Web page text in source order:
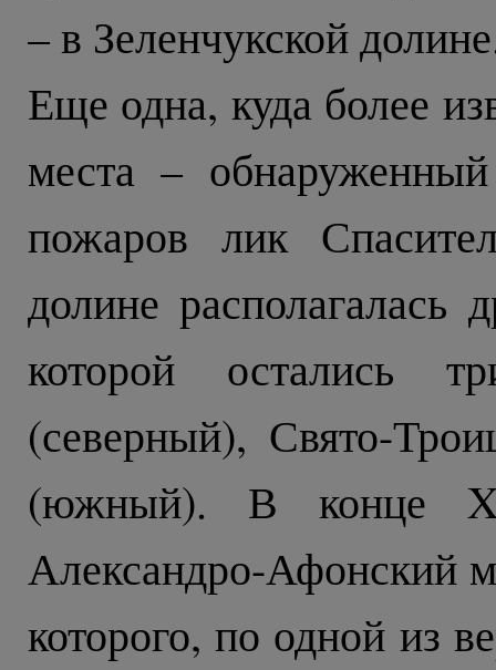
– в Зеленчукской
Еще одна, куда более
места –
пожаров лик
долине располагалась
которой остались
(северный), Свято-
(южный). В конце
Александро-Афонский
которого, по одной из